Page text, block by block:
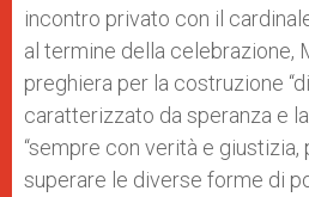
incontro privato con il
al termine della celebrazione,
preghiera per la costruzione
caratterizzato da speranza e
“sempre con verità e
superare le diverse forme di